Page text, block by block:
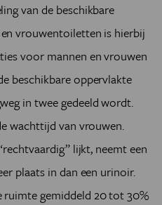
van de beschikbare
vrouwentoiletten is hierbij
voor mannen en vrouwen
beschikbare oppervlakte
in twee gedeeld wordt.
wachttijd van vrouwen.
lijkt, neemt een
plaats in dan een urinoir.
ruimte gemiddeld 20 tot 30%